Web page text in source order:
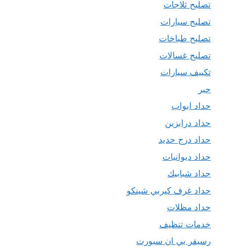
تصليح ثلاجات
تصليح سيارات
تصليح طباخات
تصليح غسالات
تكييف سيارات
حبر
حداد ابواب
حداد درابزين
حداد درج حديد
حداد ديوانيات
حداد شبابيك
حداد غرف كيربي شينكو
حداد مظلات
خدمات تنظيف
رسيفر بي ان سبورت